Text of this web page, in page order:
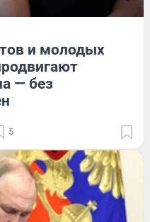
и молодых
— без
5